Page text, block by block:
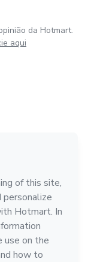
da Hotmart.
aqui